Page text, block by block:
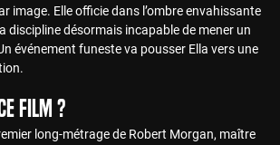
image. Elle officie dans l’ombre envahissante
discipline désormais incapable de mener un
événement funeste va pousser Ella vers une
film ?
long-métrage de Robert Morgan, maître